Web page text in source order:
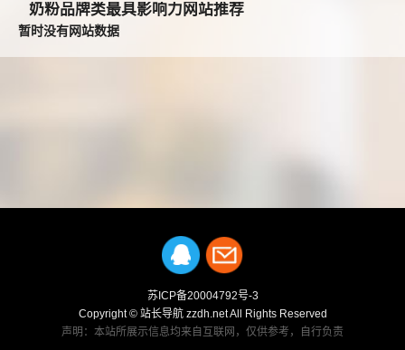
奶粉品牌类最具影响力网站推荐
暂时没有网站数据
苏ICP备20004792号-3
Copyright © 站长导航 zzdh.net All Rights Reserved
声明：本站所展示信息均来自互联网，仅供参考，自行负责